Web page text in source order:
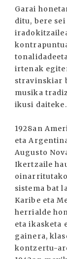
Garai
ditu, bere
irtenak
stravinskiar
musika
ikusi daiteke.
1928an
eta
Augusto
Ikertzaile
sistema bat
Karibe eta
herrialde
eta ikasketa
gainera,
kontzertu-